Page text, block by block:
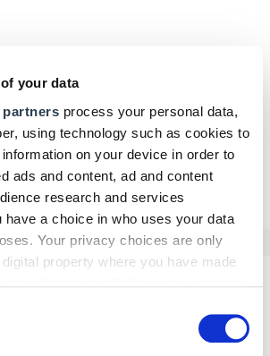
your data
partners process your personal data,
using technology such as cookies to
on your device in order to
ads and content, ad and content
research and services
have a choice in who uses your data
Your privacy choices are only
property where you have made
icon.
Welche Schäden muss man
wichtig zu wissen: Das Auto muss bei der
Neuzustand sein. Übliche